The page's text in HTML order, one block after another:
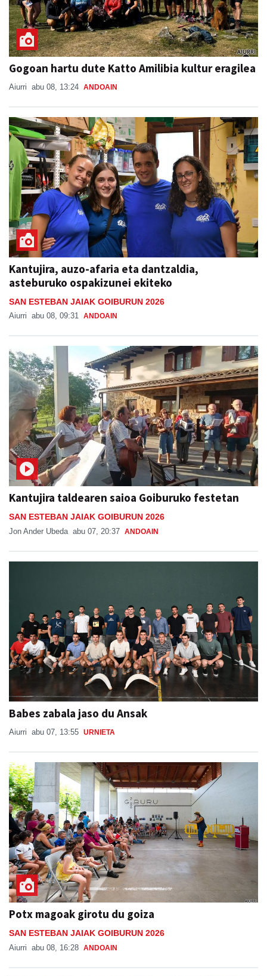
Gogoan hartu dute Katto Amilibia kultur eragilea
Aiurri abu 08, 13:24 ANDOAIN
Kantujira, auzo-afaria eta dantzaldia,
asteburuko ospakizunei ekiteko
SAN ESTEBAN JAIAK GOIBURUN 2026
Aiurri abu 08, 09:31 ANDOAIN
Kantujira taldearen saioa Goiburuko festetan
SAN ESTEBAN JAIAK GOIBURUN 2026
Jon Ander Ubeda abu 07, 20:37 ANDOAIN
Babes zabala jaso du Ansak
Aiurri abu 07, 13:55 URNIETA
Potx magoak girotu du goiza
SAN ESTEBAN JAIAK GOIBURUN 2026
Aiurri abu 08, 16:28 ANDOAIN